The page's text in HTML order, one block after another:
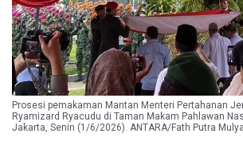
Prosesi pemakaman Mantan Menteri Pertahanan
Ryamizard Ryacudu di Taman Makam Pahlawan
Jakarta, Senin (1/6/2026). ANTARA/Fath Putra Mulya